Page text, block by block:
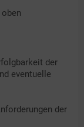
der
eventuelle
der